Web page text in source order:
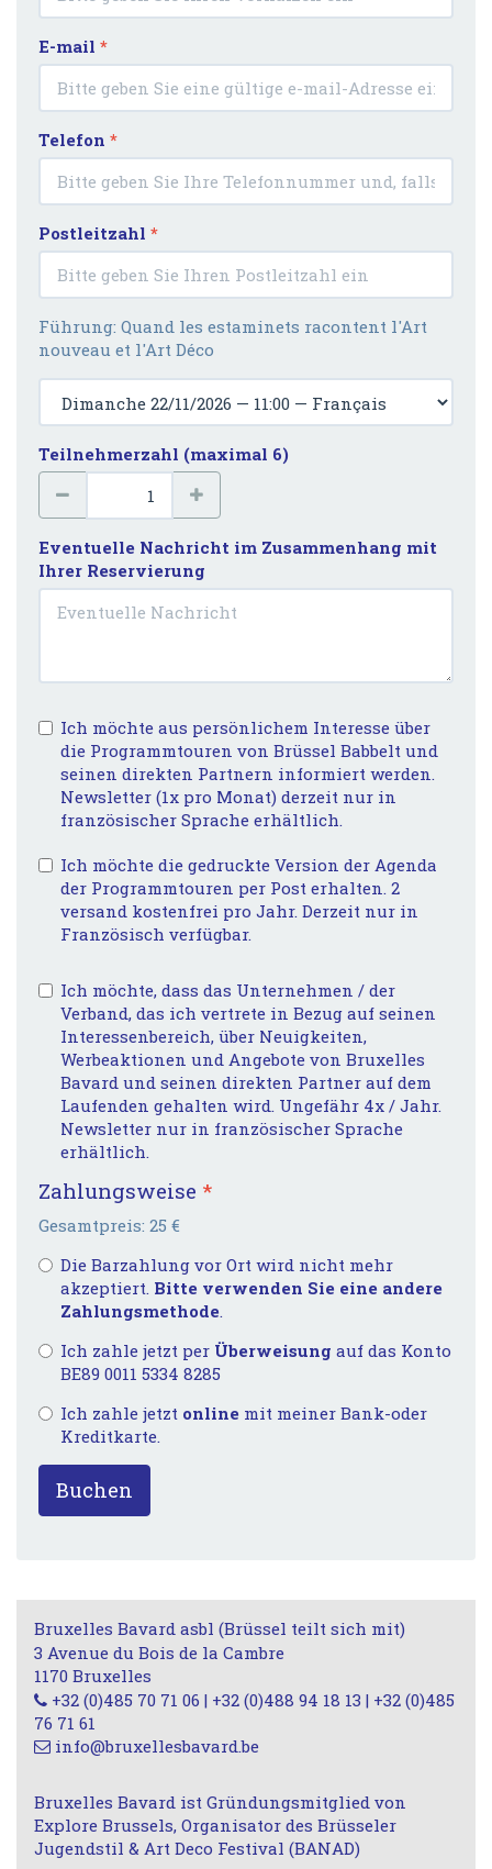
E-mail *
Telefon *
Postleitzahl *
Führung: Quand les estaminets racontent l'Art
nouveau et l'Art Déco
Teilnehmerzahl (maximal 6)
Eventuelle Nachricht im Zusammenhang mit
Ihrer Reservierung
Ich möchte aus persönlichem Interesse über
die Programmtouren von Brüssel Babbelt und
seinen direkten Partnern informiert werden.
Newsletter (1x pro Monat) derzeit nur in
französischer Sprache erhältlich.
Ich möchte die gedruckte Version der Agenda
der Programmtouren per Post erhalten. 2
versand kostenfrei pro Jahr. Derzeit nur in
Französisch verfügbar.
Ich möchte, dass das Unternehmen / der
Verband, das ich vertrete in Bezug auf seinen
Interessenbereich, über Neuigkeiten,
Werbeaktionen und Angebote von Bruxelles
Bavard und seinen direkten Partner auf dem
Laufenden gehalten wird. Ungefähr 4x / Jahr.
Newsletter nur in französischer Sprache
erhältlich.
Zahlungsweise *
Gesamtpreis: 25 €
Die Barzahlung vor Ort wird nicht mehr
akzeptiert. Bitte verwenden Sie eine andere
Zahlungsmethode
Ich zahle jetzt per Überweisung auf das Konto
BE89 0011 5334 8285
Ich zahle jetzt online mit meiner Bank-oder
Kreditkarte.
Buchen
Bruxelles Bavard asbl (Brüssel teilt sich mit)
3 Avenue du Bois de la Cambre
1170 Bruxelles
+32 (0)485 70 71 06 | +32 (0)488 94 18 13 | +32 (0)485
76 71 61
info@bruxellesbavard.be
Bruxelles Bavard ist Gründungsmitglied von
Explore Brussels, Organisator des Brüsseler
Jugendstil & Art Deco Festival (BANAD)